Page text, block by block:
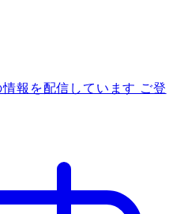
報を配信しています ご登